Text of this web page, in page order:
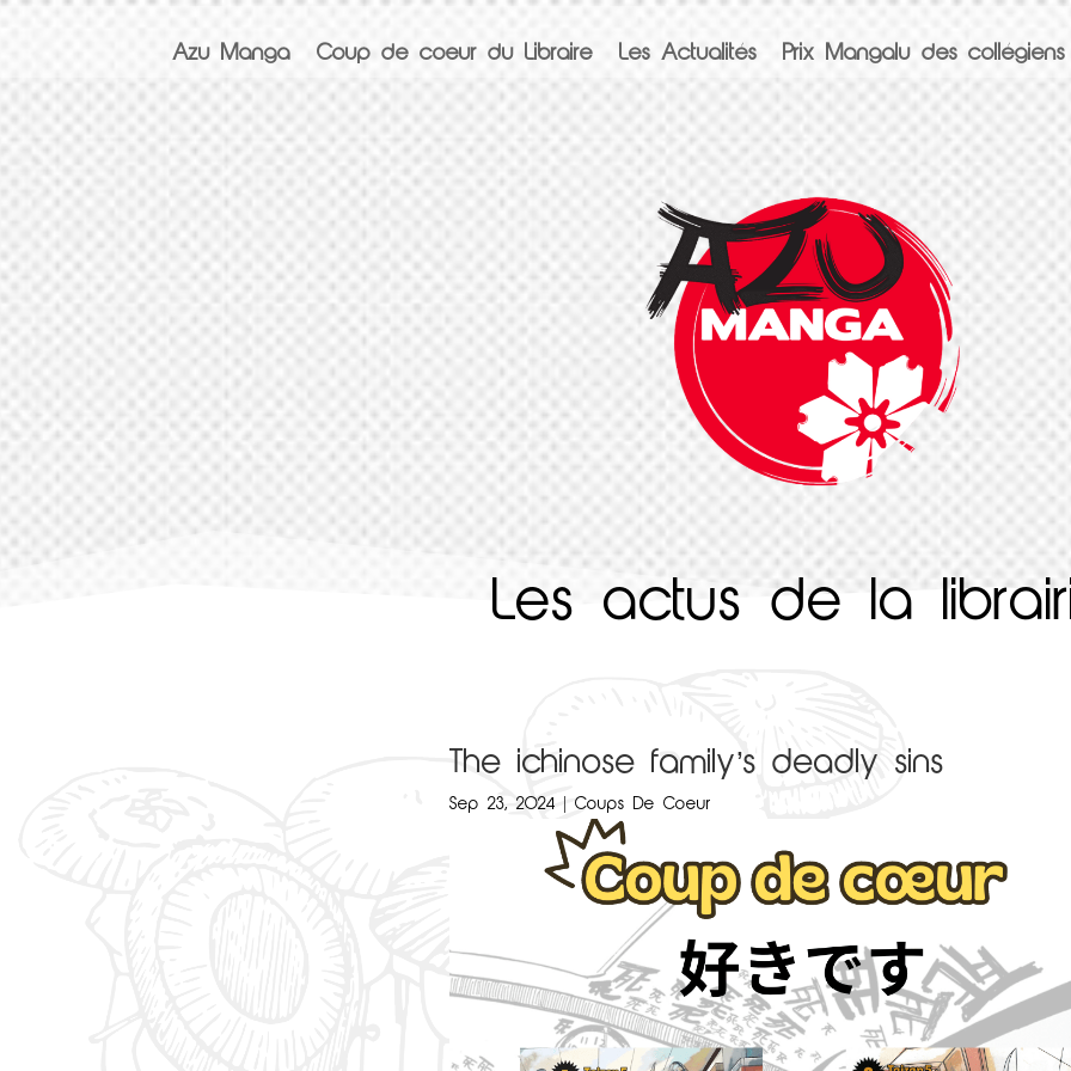
Azu Manga Coup de coeur du Libraire Les Actualités Prix Mangalu des collégiens
Les actus de la
The ichinose family’s deadly sins
Sep 23, 2024 |Coups De Coeur